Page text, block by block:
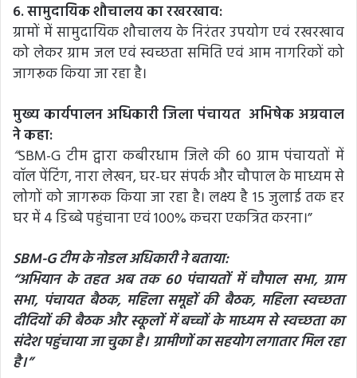
6. सामुदायिक शौचालय का रखरखाव:
ग्रामों में सामुदायिक शौचालय के निरंतर उपयोग एवं रखरखाव
को लेकर ग्राम जल एवं स्वच्छता समिति एवं आम नागरिकों को
जागरूक किया जा रहा है।
मुख्य कार्यपालन अधिकारी जिला पंचायत अभिषेक अग्रवाल
ने कहा:
“SBM-G टीम द्वारा कबीरधाम जिले की 60 ग्राम पंचायतों में
वॉल पेंटिंग, नारा लेखन, घर-घर संपर्क और चौपाल के माध्यम से
लोगों को जागरूक किया जा रहा है। लक्ष्य है 15 जुलाई तक हर
घर में 4 डिब्बे पहुंचाना एवं 100% कचरा एकत्रित करना।”
SBM-G टीम के नोडल अधिकारी ने बताया:
“अभियान के तहत अब तक 60 पंचायतों में चौपाल सभा, ग्राम
सभा, पंचायत बैठक, महिला समूहों की बैठक, महिला स्वच्छता
दीदियों की बैठक और स्कूलों में बच्चों के माध्यम से स्वच्छता का
संदेश पहुंचाया जा चुका है। ग्रामीणों का सहयोग लगातार मिल रहा
है।”